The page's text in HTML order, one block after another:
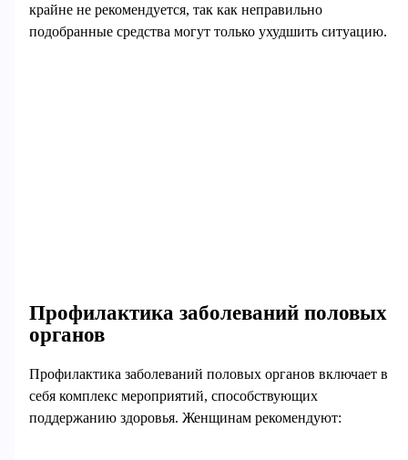
крайне не рекомендуется, так как неправильно
подобранные средства могут только ухудшить ситуацию.
Профилактика заболеваний половых
органов
Профилактика заболеваний половых органов включает в
себя комплекс мероприятий, способствующих
поддержанию здоровья. Женщинам рекомендуют: